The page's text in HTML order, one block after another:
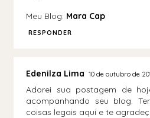
Meu Blog: Mara Cap
RESPONDER
Edenilza Lima 10 de outubro de
Adorei sua postagem de
acompanhando seu blog.
coisas legais aqui e te